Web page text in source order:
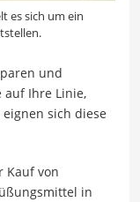
es sich um ein
und
auf Ihre Linie,
eignen sich diese
Kauf von
in